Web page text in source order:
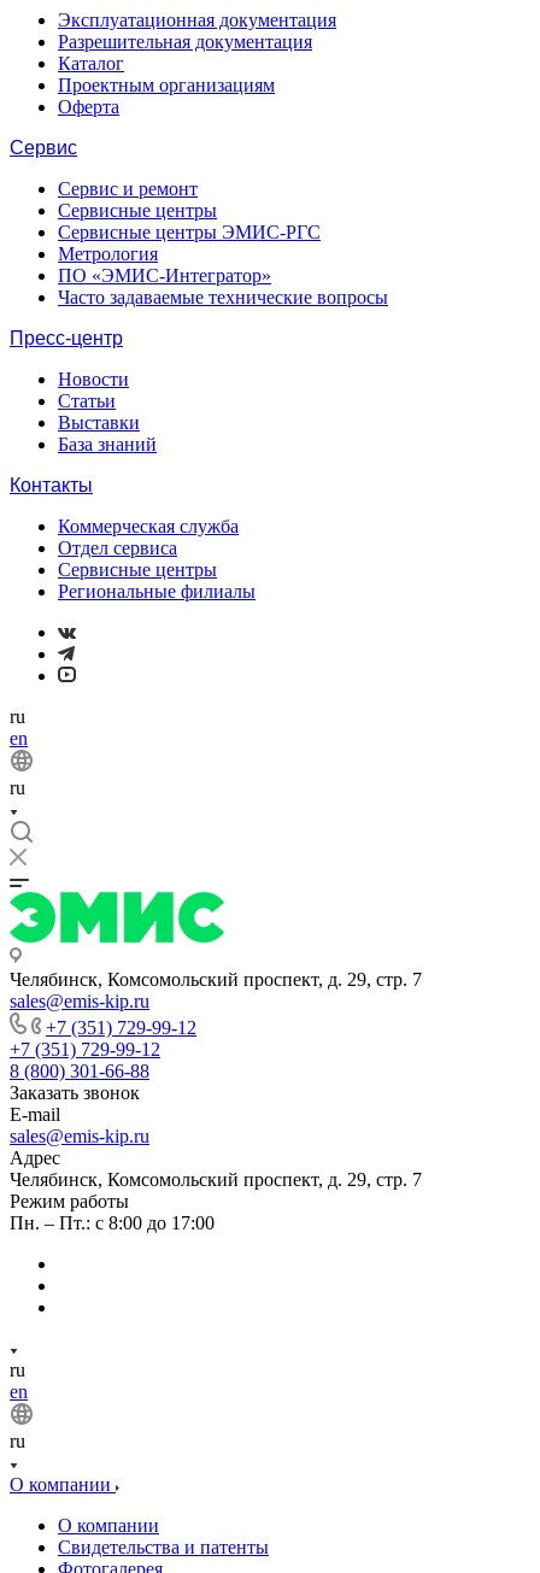
Эксплуатационная документация
Разрешительная документация
Каталог
Проектным организациям
Оферта
Сервис
Сервис и ремонт
Сервисные центры
Сервисные центры ЭМИС-РГС
Метрология
ПО «ЭМИС-Интегратор»
Часто задаваемые технические вопросы
Пресс-центр
Новости
Статьи
Выставки
База знаний
Контакты
Коммерческая служба
Отдел сервиса
Сервисные центры
Региональные филиалы
ru
en
ru
Челябинск, Комсомольский проспект, д. 29, стр. 7
sales@emis-kip.ru
+7 (351) 729-99-12
+7 (351) 729-99-12
8 (800) 301-66-88
Заказать звонок
E-mail
sales@emis-kip.ru
Адрес
Челябинск, Комсомольский проспект, д. 29, стр. 7
Режим работы
Пн. – Пт.: с 8:00 до 17:00
ru
en
ru
О компании
О компании
Свидетельства и патенты
Фотогалерея